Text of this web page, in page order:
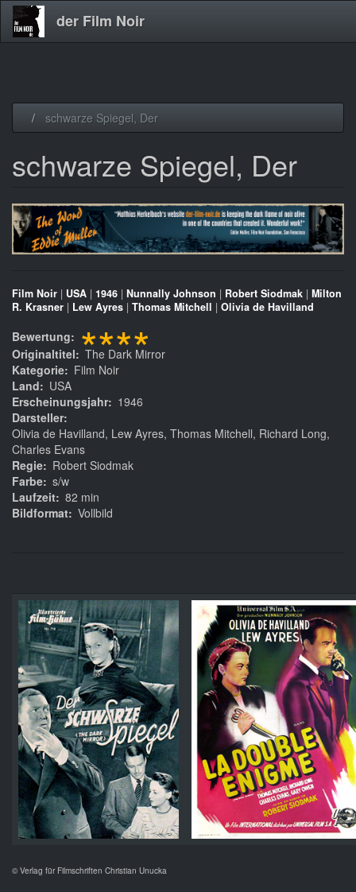
der Film Noir
schwarze Spiegel, Der
schwarze Spiegel, Der
Film Noir | USA | 1946 | Nunnally Johnson | Robert Siodmak | Milton
R. Krasner | Lew Ayres | Thomas Mitchell | Olivia de Havilland
Bewertung ****
Originaltitel
The Dark Mirror
Kategorie
Film Noir
Land
USA
Erscheinungsjahr
1946
Darsteller
Olivia de Havilland, Lew Ayres, Thomas Mitchell, Richard Long,
Charles Evans
Regie
Robert Siodmak
Farbe s/w
Laufzeit 82 min
Bildformat Vollbild
© Verlag für Filmschriften Christian Unucka